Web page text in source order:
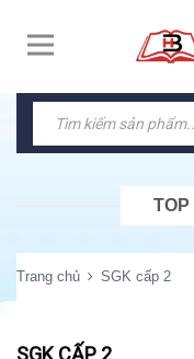
Trang chủ SGK cấp 2
SGK CẤP 2